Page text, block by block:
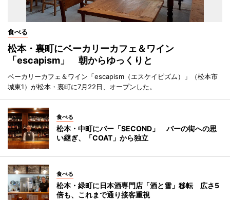
食べる
松本・裏町にベーカリーカフェ＆ワイン
「escapism」 朝からゆっくりと
ベーカリーカフェ＆ワイン「escapism（エスケイピズム）」（松本市
城東1）が松本・裏町に7月22日、オープンした。
食べる
松本・中町にバー「SECOND」 バーの街への思
い継ぎ、「COAT」から独立
食べる
松本・緑町に日本酒専門店「酒と雪」移転 広さ5
倍も、これまで通り接客重視